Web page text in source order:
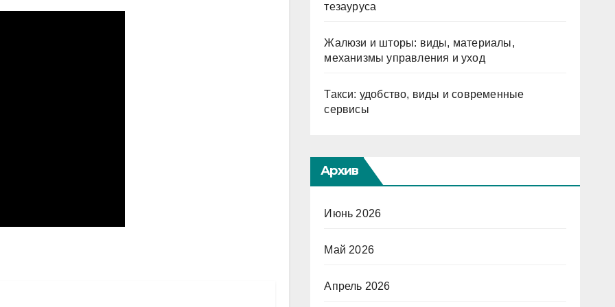
тезауруса
Жалюзи и шторы: виды, материалы,
механизмы управления и уход
Такси: удобство, виды и современные
сервисы
Архив
Июнь 2026
Май 2026
Апрель 2026